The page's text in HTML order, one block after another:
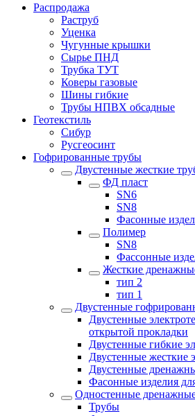
Распродажа
Раструб
Уценка
Чугунные крышки
Сырье ПНД
Трубка ТУТ
Коверы газовые
Шины гибкие
Трубы НПВХ обсадные
Геотекстиль
Сибур
Русгеосинт
Гофрированные трубы
Двустенные жесткие
ФД пласт
SN6
SN8
Фасонные
Полимер
SN8
Фассонные
Жесткие
тип 2
тип 1
Двустенные
Двустенные
открытой прокладки
Двустенные гибкие
Двустенные жесткие
Двустенные
Фасонные изделия
Одностенные
Трубы